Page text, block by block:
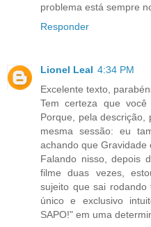
problema está sempre
Responder
Lionel Leal 4:34 PM
Excelente texto,
Tem certeza que
Porque, pela descrição,
mesma sessão: eu
achando que Gravidade
Falando nisso, depois
filme duas vezes,
sujeito que sai
único e exclusivo
SAPO!" em uma